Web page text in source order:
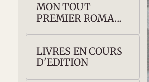
MON TOUT
PREMIER ROMAN :
LIVRES EN COURS
D'EDITION